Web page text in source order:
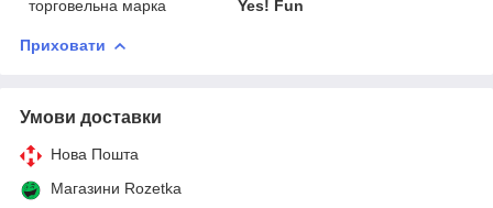
торговельна марка
Yes! Fun
Приховати
Умови доставки
Нова Пошта
Магазини Rozetka